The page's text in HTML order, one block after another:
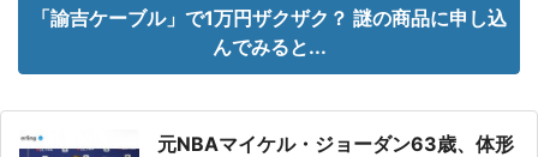
「諭吉ケーブル」で1万円ザクザク？ 謎の商品に申し込
んでみると...
元NBAマイケル・ジョーダン63歳、体形